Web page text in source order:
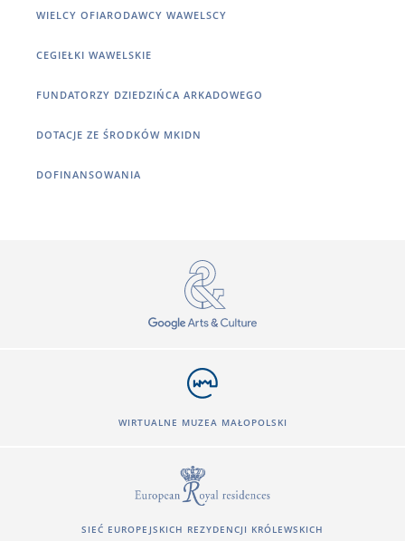
WIELCY OFIARODAWCY WAWELSCY
CEGIEŁKI WAWELSKIE
FUNDATORZY DZIEDZIŃCA ARKADOWEGO
DOTACJE ZE ŚRODKÓW MKIDN
DOFINANSOWANIA
WIRTUALNE MUZEA MAŁOPOLSKI
SIEĆ EUROPEJSKICH REZYDENCJI KRÓLEWSKICH